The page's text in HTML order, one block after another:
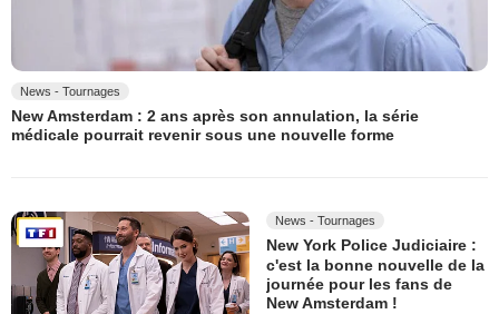
News - Tournages
New Amsterdam : 2 ans après son annulation, la série
médicale pourrait revenir sous une nouvelle forme
News - Tournages
New York Police Judiciaire :
c'est la bonne nouvelle de la
journée pour les fans de
New Amsterdam !